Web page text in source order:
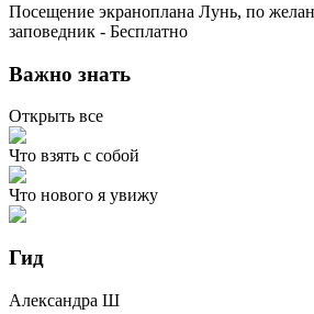
Посещение экраноплана Лунь, по
заповедник - Бесплатно
Важно знать
Открыть все
Что взять с собой
Что нового я увижу
Гид
Александра Ш